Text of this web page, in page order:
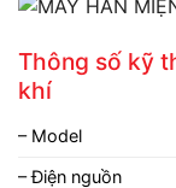
Thông số kỹ
khí
– Model
– Điện nguồn